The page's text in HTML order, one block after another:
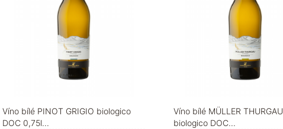
Víno bílé PINOT GRIGIO biologico
DOC 0,75l...
Víno bílé MÜLLER THURGAU
biologico DOC...